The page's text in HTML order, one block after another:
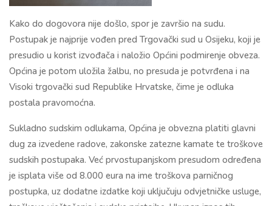
Kako do dogovora nije došlo, spor je završio na sudu.
Postupak je najprije vođen pred Trgovački sud u Osijeku, koji je
presudio u korist izvođača i naložio Općini podmirenje obveza.
Općina je potom uložila žalbu, no presuda je potvrđena i na
Visoki trgovački sud Republike Hrvatske, čime je odluka
postala pravomoćna.
Sukladno sudskim odlukama, Općina je obvezna platiti glavni
dug za izvedene radove, zakonske zatezne kamate te troškove
sudskih postupaka. Već prvostupanjskom presudom određena
je isplata više od 8.000 eura na ime troškova parničnog
postupka, uz dodatne izdatke koji uključuju odvjetničke usluge,